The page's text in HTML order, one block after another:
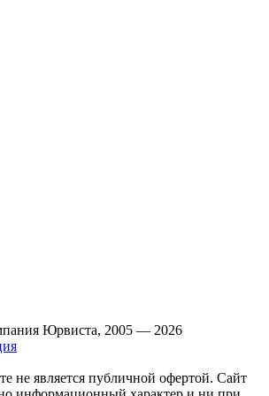
Юрвиста, 2005 — 2026
не является публичной офертой. Cайт